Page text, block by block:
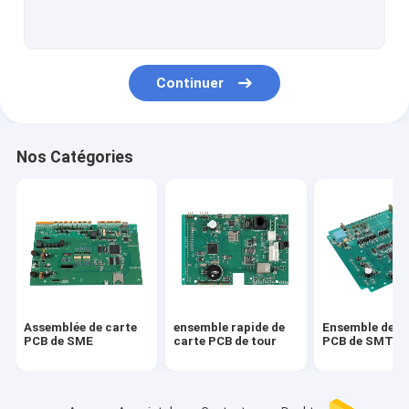
CARTE PCB D'ALU
Assemblée de carte PCB de prototype
PCBA des véhicules à moteur
Prototypes rapides de carte PCB de tour
Continuer
Nos Catégories
Assemblée de carte
PCB de SME
ensemble rapide de
carte PCB de tour
Ensemble de
PCB de SMT